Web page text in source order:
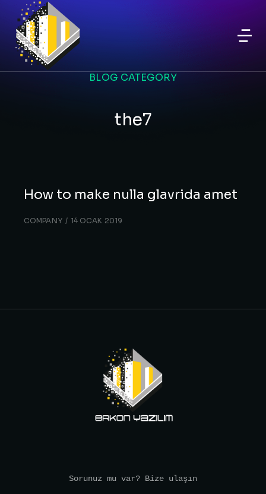
BLOG CATEGORY
the7
How to make nulla glavrida amet
COMPANY 14 OCAK 2019
Sorunuz mu var? Bize ulaşın